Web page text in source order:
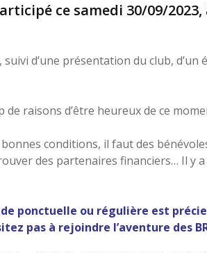
ce samedi 30/09/
d’une présentation du club, d’un
raisons d’être heureux de ce
conditions, il faut des
des partenaires financiers… Il y
ponctuelle ou régulière est
pas à rejoindre l’aventure des